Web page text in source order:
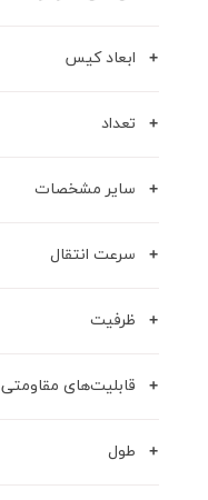
ابعاد کیس
تعداد
سایر مشخصات
سرعت انتقال
ظرفیت
قابلیت‌های مقاومتی
طول